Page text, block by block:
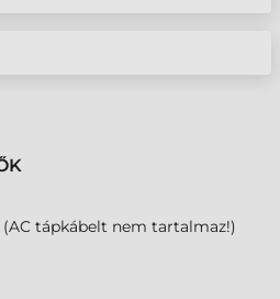
(AC tápkábelt nem tartalmaz!)